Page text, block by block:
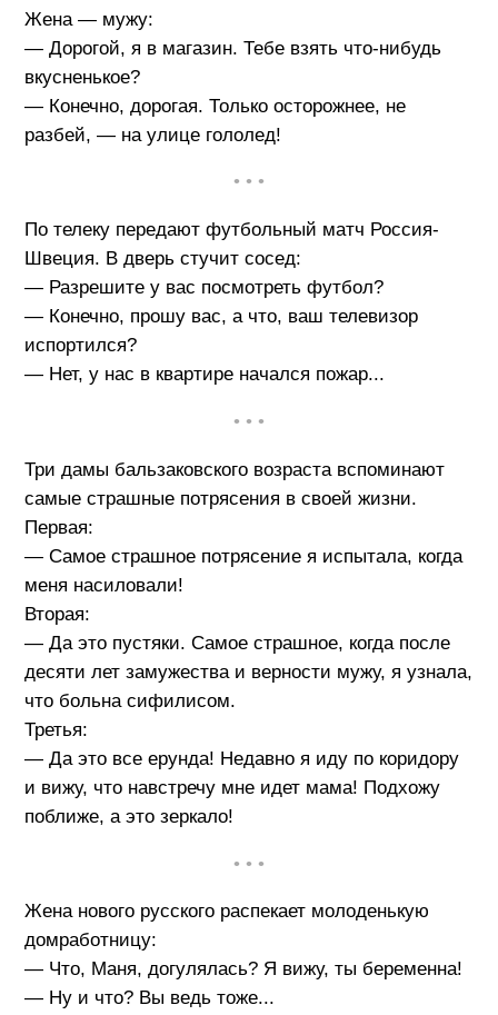
Жена — мужу:
— Дорогой, я в магазин. Тебе взять что-нибудь
вкусненькое?
— Конечно, дорогая. Только осторожнее, не
разбей, — на улице гололед!
• • •
По телеку передают футбольный матч Россия-
Швеция. В дверь стучит сосед:
— Разрешите у вас посмотреть футбол?
— Конечно, прошу вас, а что, ваш телевизор
испортился?
— Нет, у нас в квартире начался пожар...
• • •
Три дамы бальзаковского возраста вспоминают
самые страшные потрясения в своей жизни.
Первая:
— Самое страшное потрясение я испытала, когда
меня насиловали!
Вторая:
— Да это пустяки. Самое страшное, когда после
десяти лет замужества и верности мужу, я узнала,
что больна сифилисом.
Третья:
— Да это все ерунда! Недавно я иду по коридору
и вижу, что навстречу мне идет мама! Подхожу
поближе, а это зеркало!
• • •
Жена нового русского распекает молоденькую
домработницу:
— Что, Маня, догулялась? Я вижу, ты беременна!
— Ну и что? Вы ведь тоже...